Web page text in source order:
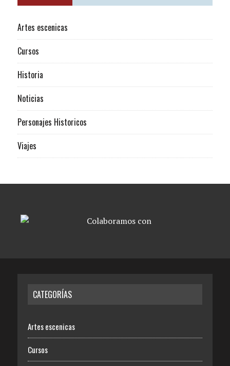
Artes escenicas
Cursos
Historia
Noticias
Personajes Historicos
Viajes
CATEGORÍAS
Artes escenicas
Cursos